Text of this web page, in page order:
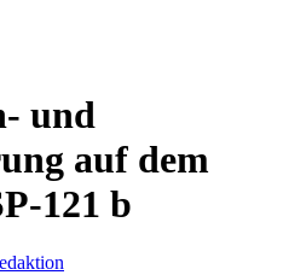
und
auf dem
121 b